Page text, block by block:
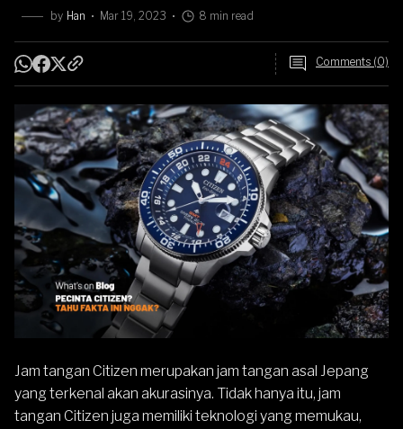
by Han Mar 19, 2023 8 min read
Comments (0)
Jam tangan Citizen merupakan jam tangan asal Jepang
yang terkenal akan akurasinya. Tidak hanya itu, jam
tangan Citizen juga memiliki teknologi yang memukau,